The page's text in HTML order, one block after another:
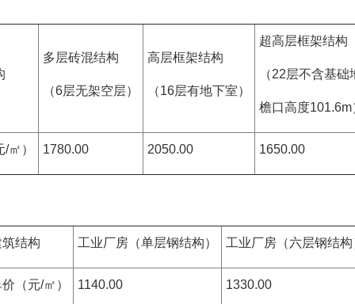
多层砖混结构
（6层无架空层）
高层框架结构
（16层有地下室）
超高层框架结构
（22层不含基础
檐口高度101.6m
㎡） 1780.00 2050.00 1650.00
结构 工业厂房（单层钢结构） 工业厂房（六层钢结构
（元/㎡） 1140.00 1330.00